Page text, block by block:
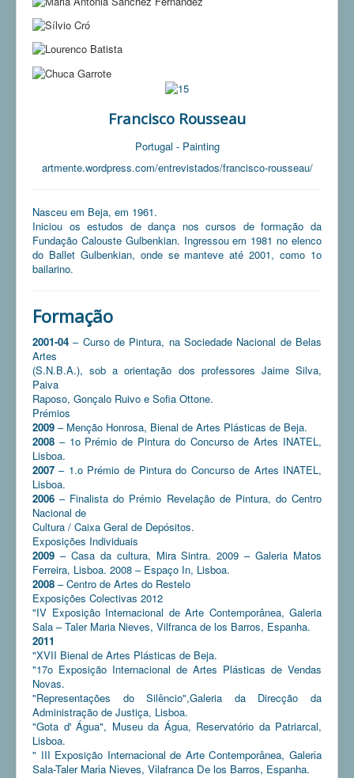
Francisco Rousseau
Portugal - Painting
artmente.wordpress.com/entrevistados/francisco-rousseau/
Nasceu em Beja, em 1961.
Iniciou os estudos de dança nos cursos de formação da
Fundação Calouste Gulbenkian. Ingressou em 1981 no elenco
do Ballet Gulbenkian, onde se manteve até 2001, como 1o
bailarino.
Formação
2001-04 – Curso de Pintura, na Sociedade Nacional de Belas
Artes
(S.N.B.A.), sob a orientação dos professores Jaime Silva,
Paiva
Raposo, Gonçalo Ruivo e Sofia Ottone.
Prémios
2009 – Menção Honrosa, Bienal de Artes Plásticas de Beja.
2008 – 1o Prémio de Pintura do Concurso de Artes INATEL,
Lisboa.
2007 – 1.o Prémio de Pintura do Concurso de Artes INATEL,
Lisboa.
2006 – Finalista do Prémio Revelação de Pintura, do Centro
Nacional de
Cultura / Caixa Geral de Depósitos.
Exposições Individuais
2009 – Casa da cultura, Mira Sintra. 2009 – Galeria Matos
Ferreira, Lisboa. 2008 – Espaço In, Lisboa.
2008 – Centro de Artes do Restelo
Exposições Colectivas 2012
"IV Exposição Internacional de Arte Contemporânea, Galeria
Sala – Taler Maria Nieves, Vilfranca de los Barros, Espanha.
2011
"XVII Bienal de Artes Plásticas de Beja.
"17o Exposição Internacional de Artes Plásticas de Vendas
Novas.
"Representações do Silêncio",Galeria da Direcção da
Administração de Justiça, Lisboa.
"Gota d' Água", Museu da Água, Reservatório da Patriarcal,
Lisboa.
" III Exposição Internacional de Arte Contemporânea, Galeria
Sala-Taler Maria Nieves, Vilafranca De los Barros, Espanha.